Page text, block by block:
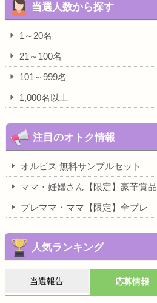
当選人数から探す
1～20名
21～100名
101～999名
1,000名以上
注目のオトク情報
オルビス 無料サンプルセット
ママ・妊婦さん【限定】豪華賞品
プレママ・ママ【限定】全プレ
人気ランキング
当選報告 応募情報